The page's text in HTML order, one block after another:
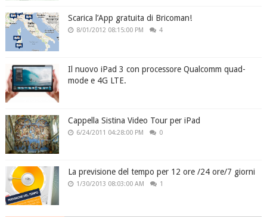
Scarica l’App gratuita di Bricoman!
8/01/2012 08:15:00 PM 4
Il nuovo iPad 3 con processore Qualcomm quad-
mode e 4G LTE.
Cappella Sistina Video Tour per iPad
6/24/2011 04:28:00 PM 0
La previsione del tempo per 12 ore /24 ore/7 giorni
1/30/2013 08:03:00 AM 1